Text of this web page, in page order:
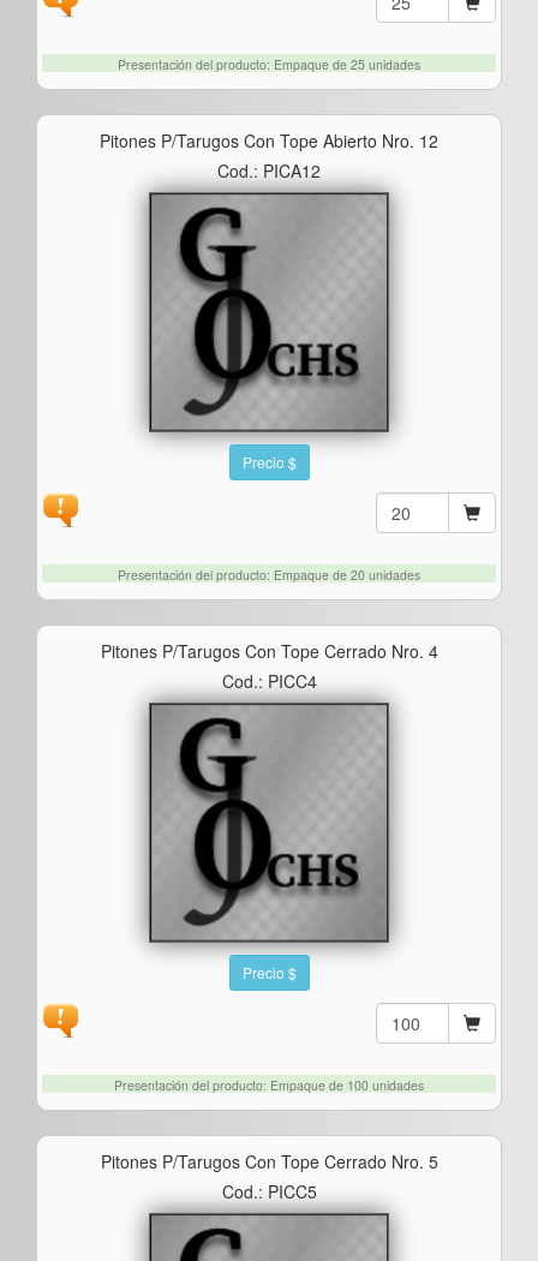
Presentación del producto: Empaque de 25 unidades
Pitones P/tarugos Con Tope Abierto Nro. 12
Cod.: PICA12
Precio $
Presentación del producto: Empaque de 20 unidades
Pitones P/tarugos Con Tope Cerrado Nro. 4
Cod.: PICC4
Precio $
Presentación del producto: Empaque de 100 unidades
Pitones P/tarugos Con Tope Cerrado Nro. 5
Cod.: PICC5